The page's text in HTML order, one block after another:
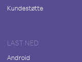
Kundestøtte
LAST NED
Android